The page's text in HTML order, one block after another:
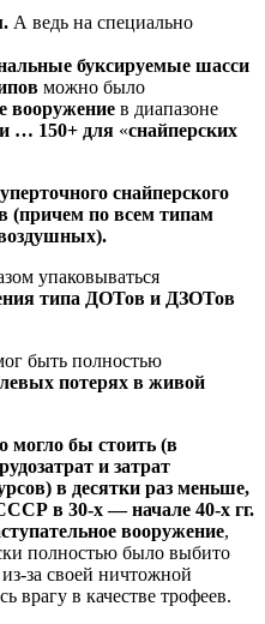
А ведь на специально
буксируемые шасси
можно было
вооружение в диапазоне
… 150+ для «снайперских
снайперского
(причем по всем типам
упаковываться
типа ДОТов и ДЗОТов
быть полностью
потерях в живой
могло бы стоить (в
и затрат
в десятки раз меньше,
в 30-х — начале 40-х гг.
вооружение,
полностью было выбито
за своей ничтожной
врагу в качестве трофеев.